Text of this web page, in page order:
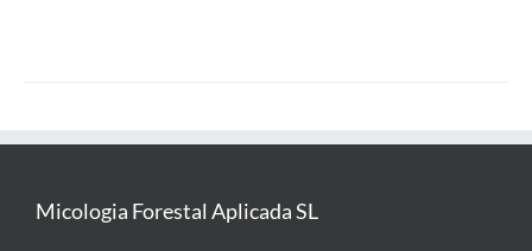
Micologia Forestal Aplicada SL